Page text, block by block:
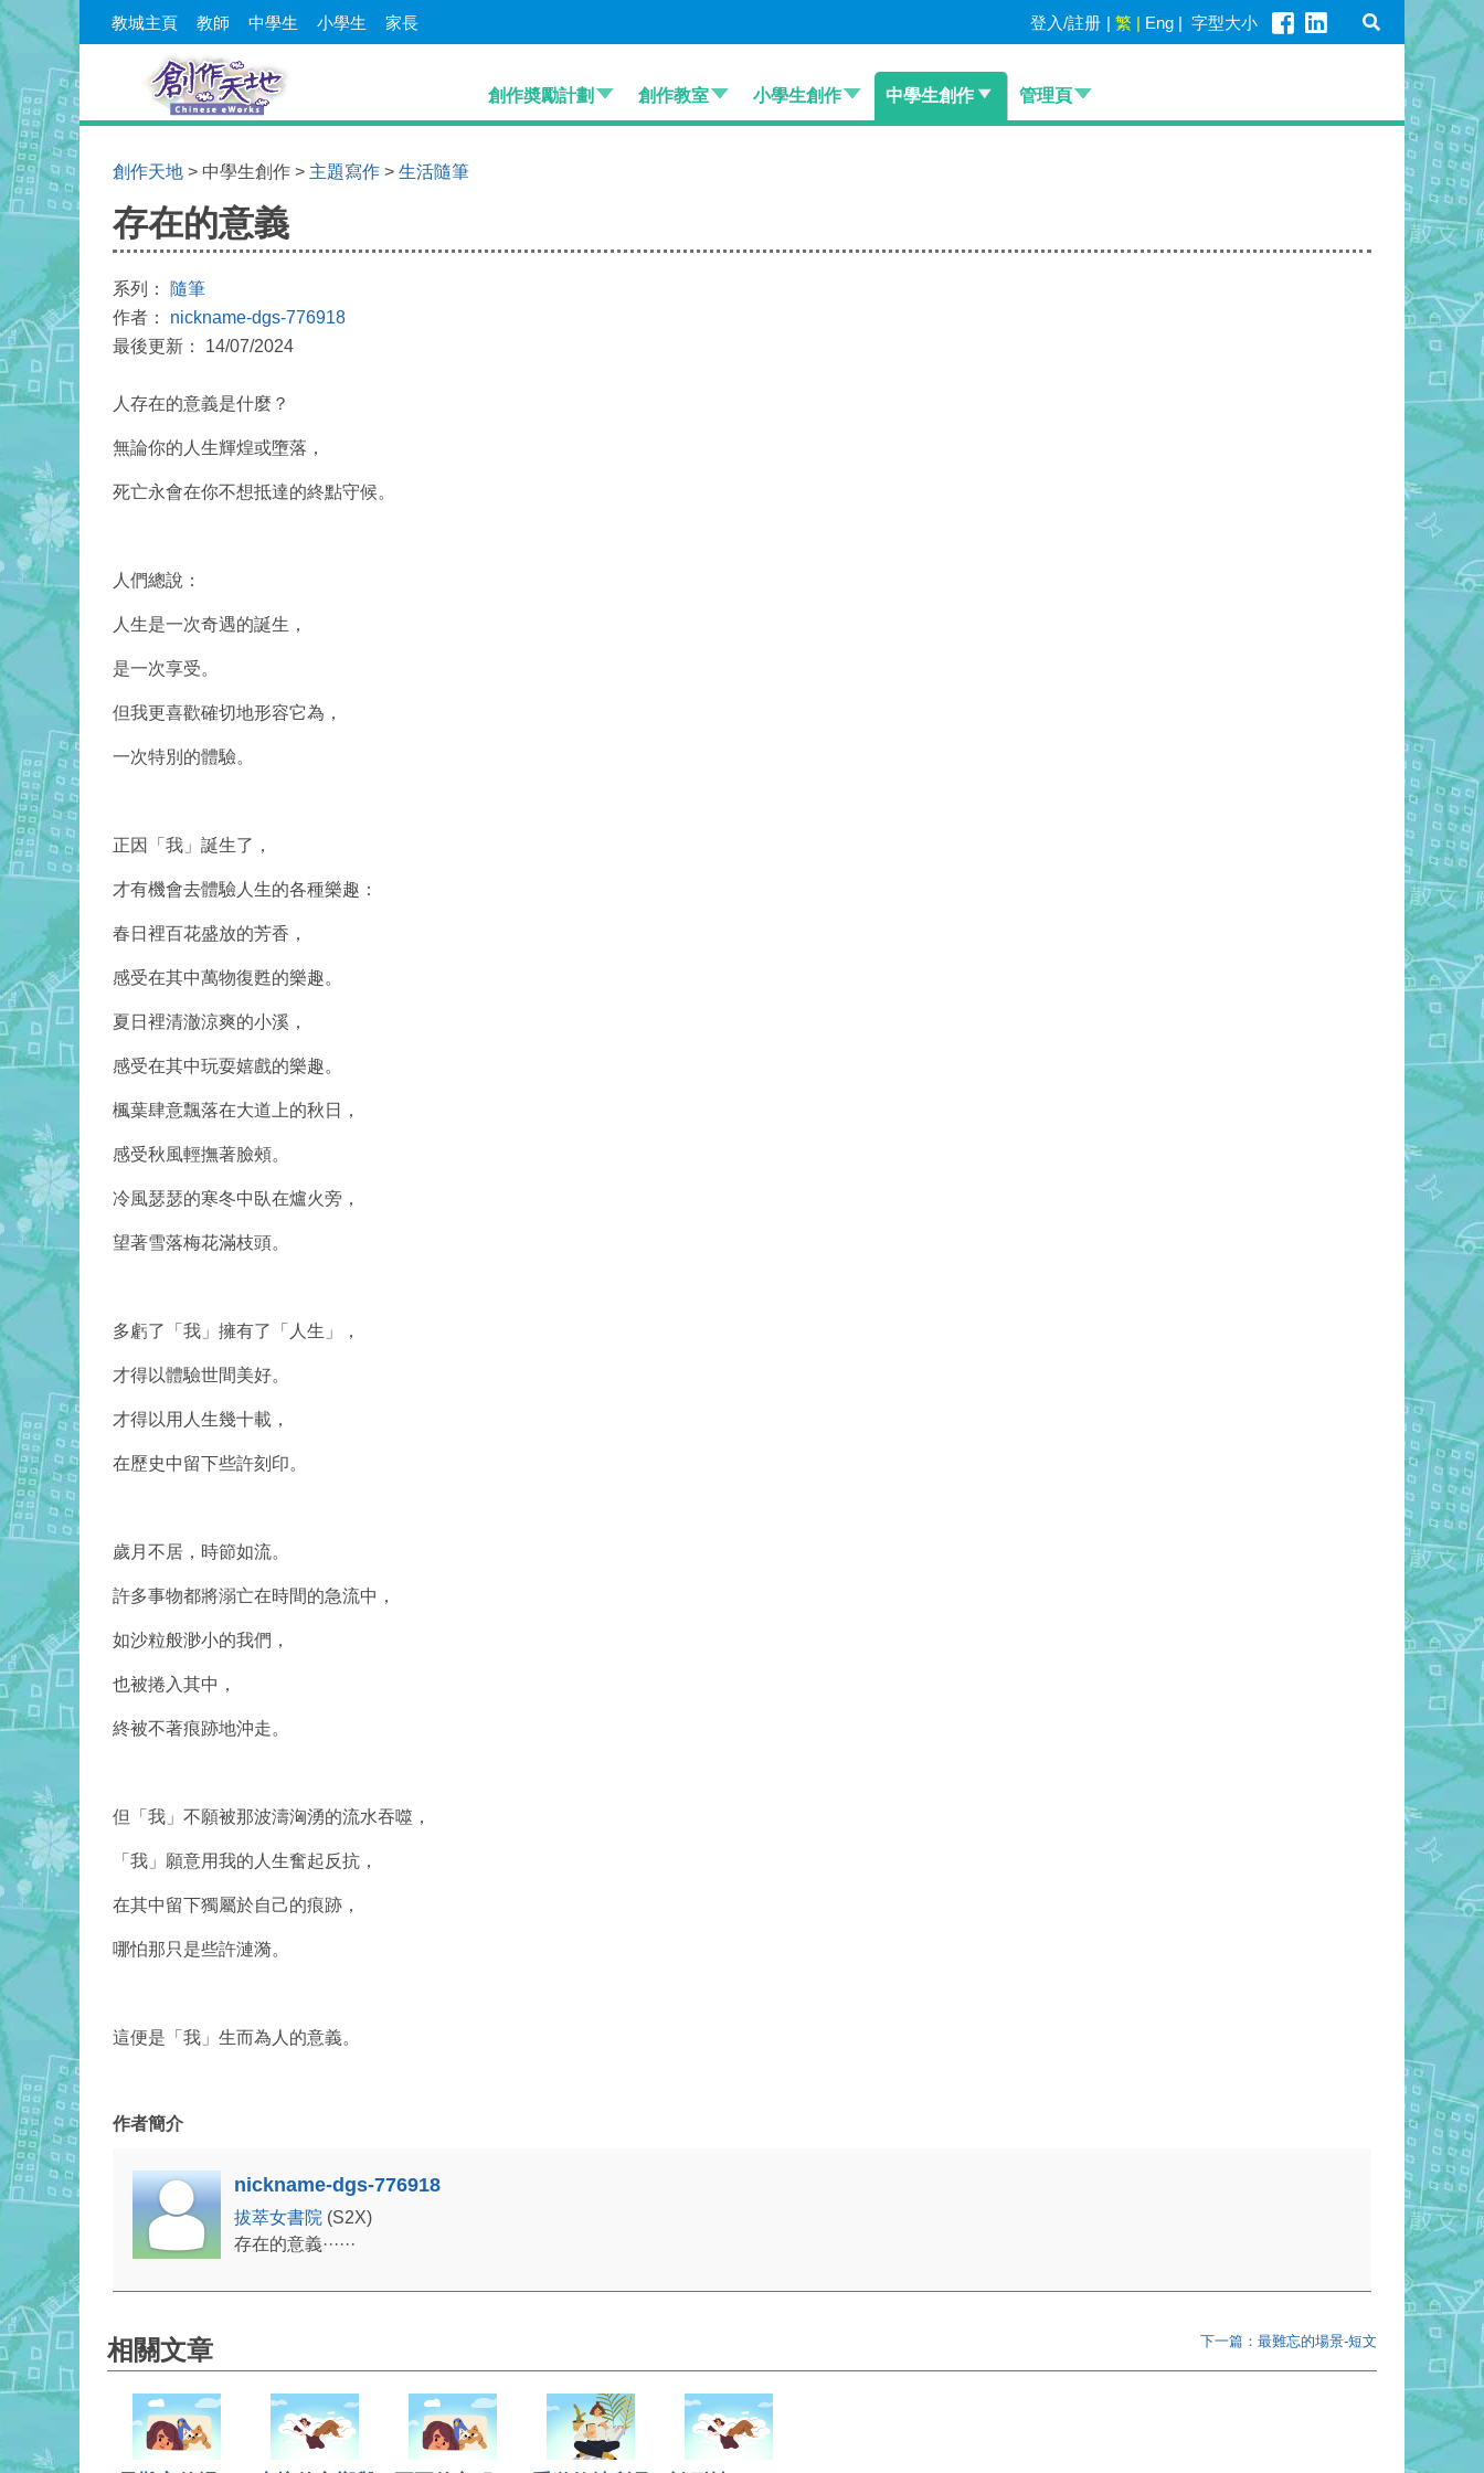
教城主頁 教師 中學生 小學生 家長 登入/註册 | 繁 | Eng | 字型大小
創作奬勵計劃 創作教室 小學生創作 中學生創作 管理頁
創作天地 > 中學生創作 > 主題寫作 > 生活隨筆
存在的意義
系列： 隨筆
作者： nickname-dgs-776918
最後更新： 14/07/2024
人存在的意義是什麼？
無論你的人生輝煌或墮落，
死亡永會在你不想抵達的終點守候。
人們總說：
人生是一次奇遇的誕生，
是一次享受。
但我更喜歡確切地形容它為，
一次特別的體驗。
正因「我」誕生了，
才有機會去體驗人生的各種樂趣：
春日裡百花盛放的芳香，
感受在其中萬物復甦的樂趣。
夏日裡清澈涼爽的小溪，
感受在其中玩耍嬉戲的樂趣。
楓葉肆意飄落在大道上的秋日，
感受秋風輕撫著臉頰。
冷風瑟瑟的寒冬中臥在爐火旁，
望著雪落梅花滿枝頭。
多虧了「我」擁有了「人生」，
才得以體驗世間美好。
才得以用人生幾十載，
在歷史中留下些許刻印。
歲月不居，時節如流。
許多事物都將溺亡在時間的急流中，
如沙粒般渺小的我們，
也被捲入其中，
終被不著痕跡地沖走。
但「我」不願被那波濤洶湧的流水吞噬，
「我」願意用我的人生奮起反抗，
在其中留下獨屬於自己的痕跡，
哪怕那只是些許漣漪。
這便是「我」生而為人的意義。
作者簡介
nickname-dgs-776918
拔萃女書院 (S2X)
存在的意義······
下一篇：最難忘的場景-短文
相關文章